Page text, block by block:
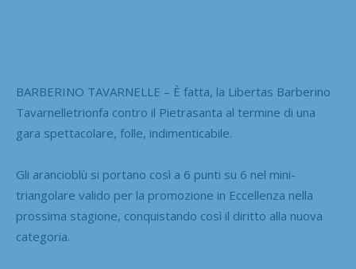
BARBERINO TAVARNELLE – È fatta, la Libertas Barberino
Tavarnelletrionfa contro il Pietrasanta al termine di una
gara spettacolare, folle, indimenticabile.
Gli arancioblù si portano così a 6 punti su 6 nel mini-
triangolare valido per la promozione in Eccellenza nella
prossima stagione, conquistando così il diritto alla nuova
categoria.